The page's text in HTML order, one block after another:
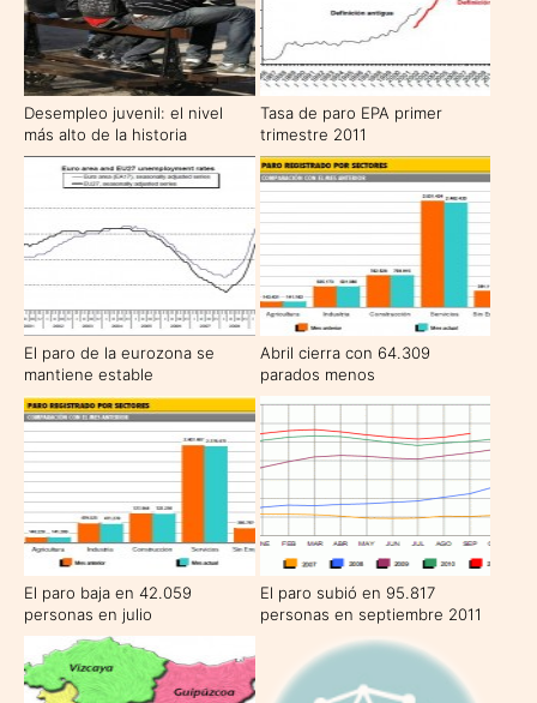
Desempleo juvenil: el nivel
más alto de la historia
Tasa de paro EPA primer
trimestre 2011
El paro de la eurozona se
mantiene estable
Abril cierra con 64.309
parados menos
El paro baja en 42.059
personas en julio
El paro subió en 95.817
personas en septiembre 2011